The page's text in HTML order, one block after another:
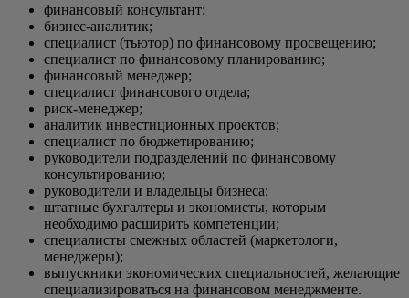
финансовый консультант;
бизнес-аналитик;
специалист (тьютор) по финансовому просвещению;
специалист по финансовому планированию;
финансовый менеджер;
специалист финансового отдела;
риск-менеджер;
аналитик инвестиционных проектов;
специалист по бюджетированию;
руководители подразделений по финансовому
консультированию;
руководители и владельцы бизнеса;
штатные бухгалтеры и экономисты, которым
необходимо расширить компетенции;
специалисты смежных областей (маркетологи,
менеджеры);
выпускники экономических специальностей, желающие
специализироваться на финансовом менеджменте.